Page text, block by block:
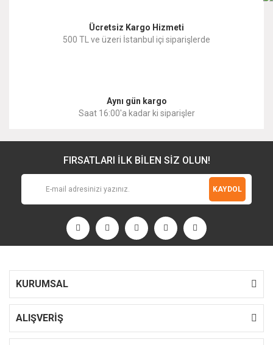
Ücretsiz Kargo Hizmeti
500 TL ve üzeri İstanbul içi siparişlerde
Aynı gün kargo
Saat 16:00'a kadar ki siparişler
FIRSATLARI İLK BİLEN SİZ OLUN!
KAYDOL
KURUMSAL
ALIŞVERİŞ